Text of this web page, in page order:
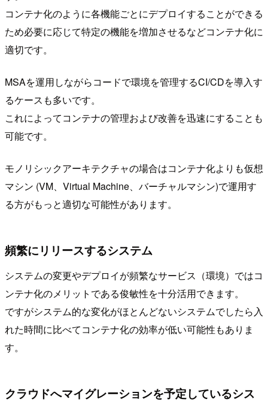
コンテナ化のように各機能ごとにデプロイすることができる
ため必要に応じて特定の機能を増加させるなどコンテナ化に
適切です。
MSAを運用しながらコードで環境を管理するCI/CDを導入す
るケースも多いです。
これによってコンテナの管理および改善を迅速にすることも
可能です。
モノリシックアーキテクチャの場合はコンテナ化よりも仮想
マシン (VM、Virtual Machine、バーチャルマシン)で運用す
る方がもっと適切な可能性があります。
頻繁にリリースするシステム
システムの変更やデプロイが頻繁なサービス（環境）ではコ
ンテナ化のメリットである俊敏性を十分活用できます。
ですがシステム的な変化がほとんどないシステムでしたら入
れた時間に比べてコンテナ化の効率が低い可能性もありま
す。
クラウドへマイグレーションを予定しているシス